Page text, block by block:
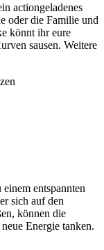
actiongeladenes
oder die Familie und
könnt ihr eure
sausen. Weitere
entspannten
sich auf den
können die
Energie tanken.